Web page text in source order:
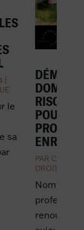
le
sa
POUR
ENR ?
PAR
DROIT
Nombreux